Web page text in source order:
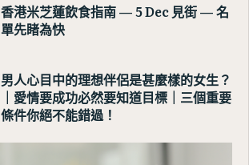
香港米芝蓮飲食指南 — 5 Dec 見街 — 名
單先睹為快
男人心目中的理想伴侶是甚麼樣的女生？
｜愛情要成功必然要知道目標｜三個重要
條件你絕不能錯過！